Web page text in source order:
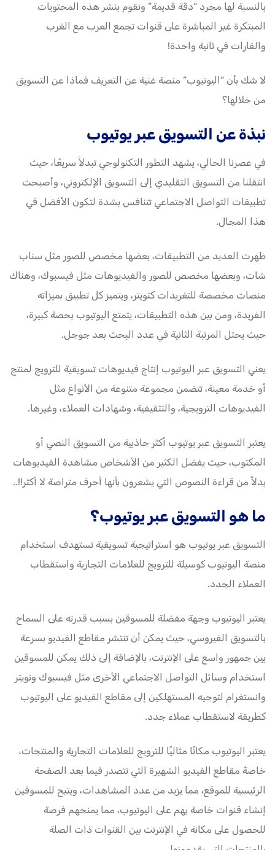
بالنسبة لها مجرد “دقة قديمة” ونقوم بنشر هذه المحتويات
المبتكرة غير المباشرة على قنوات تجمع العرب مع الغرب
والقارات في ثانية واحدة!
لا شك بأن “اليوتيوب” منصة غنية عن التعريف فماذا عن التسويق
من خلالها؟
نبذة عن التسويق عبر يوتيوب
في عصرنا الحالي، يشهد التطور التكنولوجي تبدلاً سريعًا، حيث
انتقلنا من التسويق التقليدي إلى التسويق الإلكتروني، وأصبحت
تطبيقات التواصل الاجتماعي تتنافس بشدة لتكون الأفضل في
هذا المجال.
ظهرت العديد من التطبيقات، بعضها مخصص للصور مثل سناب
شات، وبعضها مخصص للصور والفيديوهات مثل فيسبوك، وهناك
منصات مخصصة للتغريدات كتويتر، ويتميز كل تطبيق بميزاته
الفريدة، ومن بين هذه التطبيقات، يتمتع اليوتيوب بحصة كبيرة،
حيث يحتل المرتبة الثانية في عدد البحث بعد جوجل.
يعني التسويق عبر اليوتيوب إنتاج فيديوهات تسويقية للترويج لمنتج
أو خدمة معينة، تتضمن مجموعة متنوعة من الأنواع مثل
الفيديوهات الترويجية، والتثقيفية، وشهادات العملاء، وغيرها.
يعتبر التسويق عبر يوتيوب أكثر جاذبية من التسويق النصي أو
المكتوب، حيث يفضل الكثير من الأشخاص مشاهدة الفيديوهات
بدلاً من قراءة النصوص التي يشعرون بأنها أحرف متراصة لا أكثر!!..
ما هو التسويق عبر يوتيوب؟
التسويق عبر يوتيوب هو استراتيجية تسويقية تستهدف استخدام
منصة اليوتيوب كوسيلة للترويج للعلامات التجارية واستقطاب
العملاء الجدد.
يعتبر اليوتيوب وجهة مفضلة للمسوقين بسبب قدرته على السماح
بالتسويق الفيروسي، حيث يمكن أن تنتشر مقاطع الفيديو بسرعة
بين جمهور واسع على الإنترنت، بالإضافة إلى ذلك يمكن للمسوقين
استخدام وسائل التواصل الاجتماعي الأخرى مثل فيسبوك وتويتر
وانستغرام لتوجيه المستهلكين إلى مقاطع الفيديو على اليوتيوب
كطريقة لاستقطاب عملاء جدد.
يعتبر اليوتيوب مكانًا مثاليًا للترويج للعلامات التجارية والمنتجات،
خاصةً مقاطع الفيديو الشهيرة التي تتصدر فيما بعد الصفحة
الرئيسية للموقع، مما يزيد من عدد المشاهدات، ويتيح للمسوقين
إنشاء قنوات خاصة بهم على اليوتيوب، مما يمنحهم فرصة
للحصول على مكانة في الإنترنت بين القنوات ذات الصلة